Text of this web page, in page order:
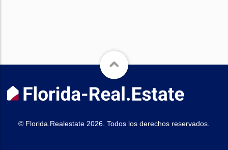
© Florida.Realestate 2026. Todos los derechos reservados.